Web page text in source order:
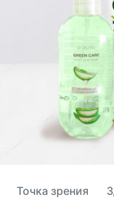
Точка зрения